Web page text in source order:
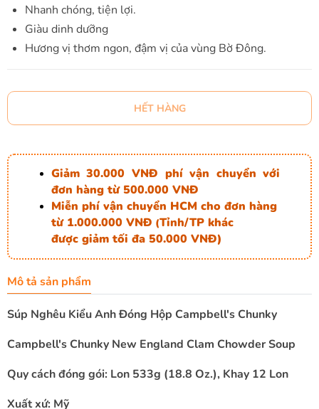
Nhanh chóng, tiện lợi.
Giàu dinh dưỡng
Hương vị thơm ngon, đậm vị của vùng Bờ Đông.
HẾT HÀNG
Giảm 30.000 VNĐ phí vận chuyển với
đơn hàng từ 500.000 VNĐ
Miễn phí vận chuyển HCM cho đơn hàng
từ 1.000.000 VNĐ (Tỉnh/TP khác
được giảm tối đa 50.000 VNĐ)
Mô tả sản phẩm
Súp Nghêu Kiểu Anh Đóng Hộp Campbell's Chunky
Campbell's Chunky New England Clam Chowder Soup
Quy cách đóng gói: Lon 533g (18.8 Oz.), Khay 12 Lon
Xuất xứ: Mỹ